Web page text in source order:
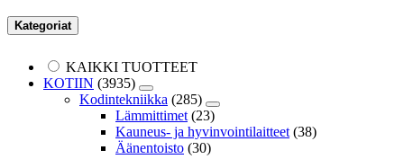
Kategoriat
KAIKKI TUOTTEET
KOTIIN (3935)
Kodintekniikka (285)
Lämmittimet (23)
Kauneus- ja hyvinvointilaitteet (38)
Äänentoisto (30)